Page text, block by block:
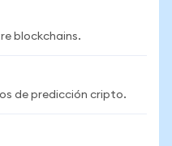
blockchains.
de predicción cripto.